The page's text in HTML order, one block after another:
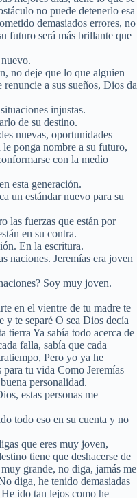
no puede detenerlo esa
demasiados errores, no
futuro será más brillante que
no deje que lo que alguien
a sus sueños, Dios da
injustas.
de su destino.
nuevas, oportunidades
ponga nombre a su futuro,
con la medio
esta generación.
un estándar nuevo para su
las fuerzas que están por
en su contra.
En la escritura.
naciones. Jeremías era joven
Soy muy joven.
en el vientre de tu madre te
y te separé O sea Dios decía
tierra Ya sabía todo acerca de
falla, sabía que cada
Pero yo ya he
tu vida Como Jeremías
personalidad.
estas personas me
todo eso en su cuenta y no
que eres muy joven,
tiene que deshacerse de
grande, no diga, jamás me
diga, he tenido demasiadas
ido tan lejos como he